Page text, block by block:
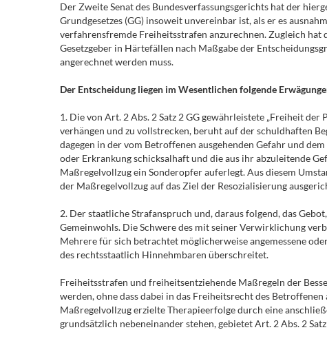
Der Zweite Senat des Bundesverfassungsgerichts hat der
Grundgesetzes (GG) insoweit unvereinbar ist, als er es
verfahrensfremde Freiheitsstrafen anzurechnen. Zugleich hat
Gesetzgeber in Härtefällen nach Maßgabe der
angerechnet werden muss.
Der Entscheidung liegen im Wesentlichen folgende
1. Die von Art. 2 Abs. 2 Satz 2 GG gewährleistete „Freiheit
verhängen und zu vollstrecken, beruht auf der schuldhaften
dagegen in der vom Betroffenen ausgehenden Gefahr und
oder Erkrankung schicksalhaft und die aus ihr abzuleitende
Maßregelvollzug ein Sonderopfer auferlegt. Aus diesem
der Maßregelvollzug auf das Ziel der Resozialisierung
2. Der staatliche Strafanspruch und, daraus folgend, das
Gemeinwohls. Die Schwere des mit seiner Verwirklichung
Mehrere für sich betrachtet möglicherweise angemessene
des rechtsstaatlich Hinnehmbaren überschreitet.
Freiheitsstrafen und freiheitsentziehende Maßregeln der
werden, ohne dass dabei in das Freiheitsrecht des
Maßregelvollzug erzielte Therapieerfolge durch eine
grundsätzlich nebeneinander stehen, gebietet Art. 2 Abs. 2